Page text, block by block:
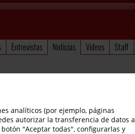
Entrevistas Noticias Videos Staff
analíticos (por ejemplo, páginas
autorizar la transferencia de datos a
"Aceptar todas", configurarlas y